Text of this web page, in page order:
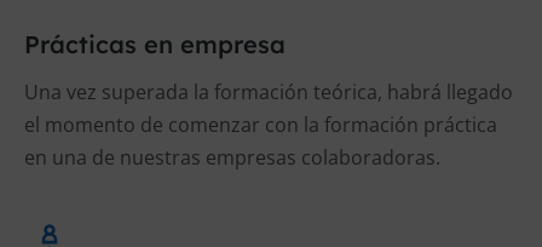
Prácticas en empresa
Una vez superada la formación teórica, habrá llegado
el momento de comenzar con la formación práctica
en una de nuestras empresas colaboradoras.